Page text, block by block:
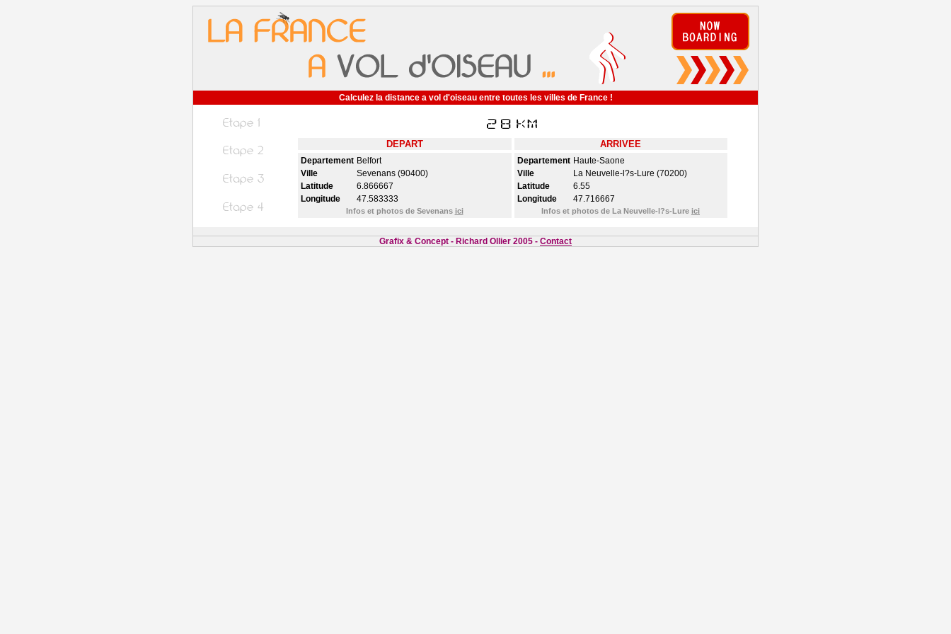
Calculez la distance a vol d'oiseau entre toutes les villes de France !
DEPART ARRIVEE
Departement Belfort
Ville
Sevenans (90400)
Latitude
6.866667
Longitude
47.583333
Infos et photos de Sevenans ici
Departement Haute-Saone
Ville
La Neuvelle-l?s-Lure (70200)
Latitude
6.55
Longitude
47.716667
Infos et photos de La Neuvelle-l?s-Lure ici
Grafix & Concept - Richard Ollier 2005 - Contact